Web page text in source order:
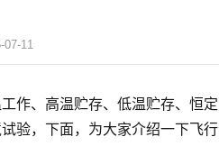
07-11
作、高温贮存、低温贮存、恒
验，下面，为大家介绍一下飞